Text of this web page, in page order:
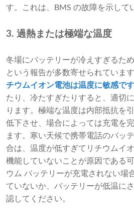
す。これは、BMS の故障を示して
3. 過熱または極端な温度
冬場にバッテリーが冷えすぎるた
という報告が多数寄せられていま
チウムイオン電池は温度に敏感です
たり、冷たすぎたりすると、適切
ります。極端な温度は内部抵抗を
低下させ、場合によっては充電を
ます。寒い天候で携帯電話のバッ
合は、温度が低すぎてリチウムイ
機能していないことが原因である
ウム バッテリーが充電されない場
ていないか、バッテリーが低温に
認してください。